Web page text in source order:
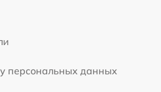
персональных данных